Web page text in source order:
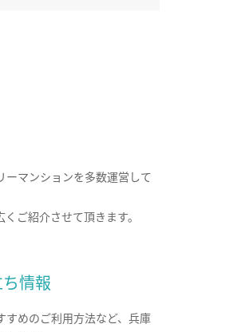
ーマンションを多数運営して
ご紹介させて頂きます。
情報
すめのご利用方法など、兵庫